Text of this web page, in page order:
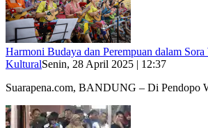
Harmoni Budaya dan Perempuan dalam
KulturalSenin, 28 April 2025 | 12:37
Suarapena.com, BANDUNG – Di Pendopo